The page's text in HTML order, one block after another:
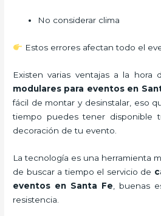
No considerar clima
Estos errores afectan todo el
Existen varias ventajas a la hora
modulares para eventosen
fácil de montar y desinstalar, eso
tiempo puedes tener disponible
decoración de tu evento.
La tecnología es una herramienta
de buscar a tiempo el servicio de
eventos en Santa Fe , buenas
resistencia.